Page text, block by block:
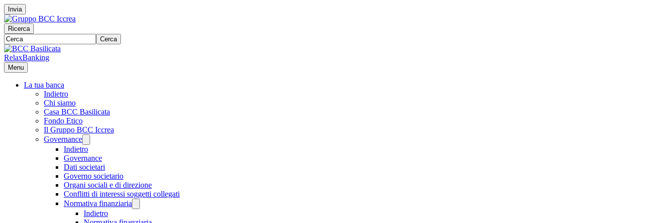
Invia
Ricerca
Cerca
RelaxBanking
Menu
La tua banca
Indietro
Chi siamo
Casa BCC Basilicata
Fondo Etico
Il Gruppo BCC Iccrea
Governance
Indietro
Governance
Dati societari
Governo societario
Organi sociali e di direzione
Conflitti di interessi soggetti collegati
Normativa finanziaria
Indietro